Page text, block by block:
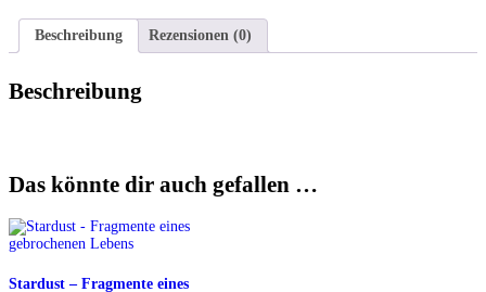
Beschreibung
Rezensionen (0)
Beschreibung
Das könnte dir auch gefallen …
Stardust – Fragmente eines